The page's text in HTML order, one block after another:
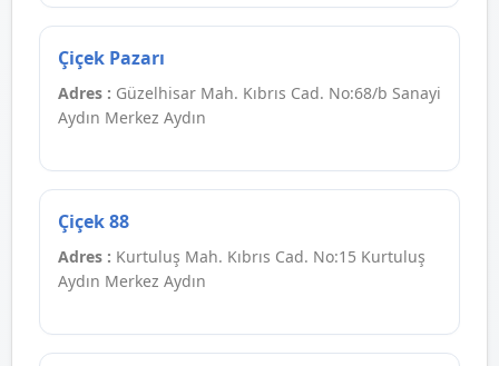
Çiçek Pazarı
Adres : Güzelhisar Mah. Kıbrıs Cad. No:68/b Sanayi
Aydın Merkez Aydın
Çiçek 88
Adres : Kurtuluş Mah. Kıbrıs Cad. No:15 Kurtuluş
Aydın Merkez Aydın